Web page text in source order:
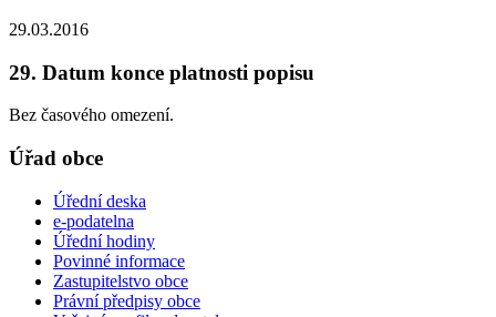
29.03.2016
29. Datum konce platnosti popisu
Bez časového omezení.
Úřad obce
Úřední deska
e-podatelna
Úřední hodiny
Povinné informace
Zastupitelstvo obce
Právní předpisy obce